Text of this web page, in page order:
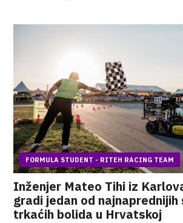
FORMULA STUDENT - RITEH RACING TEAM
Inženjer Mateo Tihi iz
gradi jedan od
trkaćih bolida u Hrvatskoj